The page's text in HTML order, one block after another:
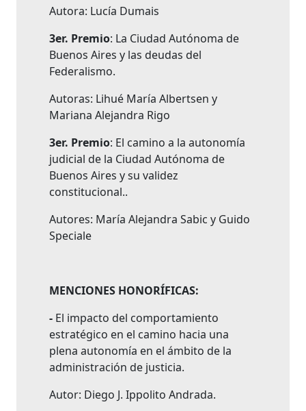
Autora: Lucía Dumais
3er. Premio: La Ciudad Autónoma de
Buenos Aires y las deudas del
Federalismo.
Autoras: Lihué María Albertsen y
Mariana Alejandra Rigo
3er. Premio: El camino a la autonomía
judicial de la Ciudad Autónoma de
Buenos Aires y su validez
constitucional..
Autores: María Alejandra Sabic y Guido
Speciale
MENCIONES HONORÍFICAS:
- El impacto del comportamiento
estratégico en el camino hacia una
plena autonomía en el ámbito de la
administración de justicia.
Autor: Diego J. Ippolito Andrada.